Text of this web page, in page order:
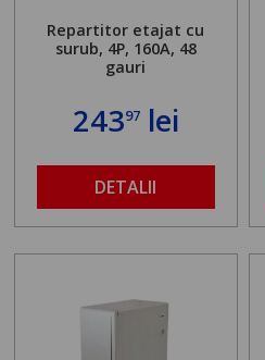
Repartitor etajat cu
surub, 4P, 160A, 48
gauri
24397lei
DETALII